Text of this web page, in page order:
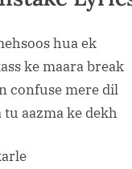
hua ek
ke maara break
confuse mere dil
aazma ke dekh